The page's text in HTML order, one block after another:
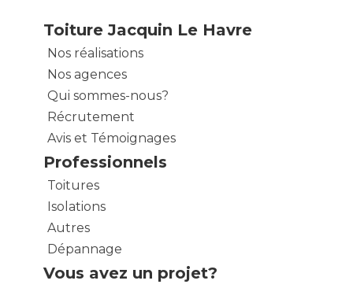
Toiture Jacquin Le Havre
Nos réalisations
Nos agences
Qui sommes-nous?
Récrutement
Avis et Témoignages
Professionnels
Toitures
Isolations
Autres
Dépannage
Vous avez un projet?